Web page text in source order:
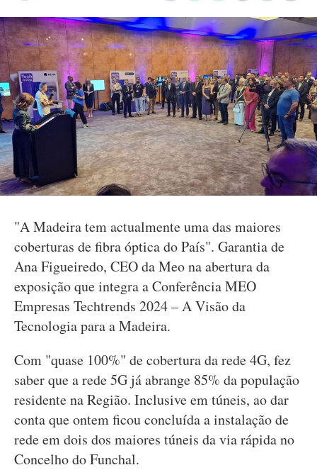
"A Madeira tem actualmente uma das maiores
coberturas de fibra óptica do País". Garantia de
Ana Figueiredo, CEO da Meo na abertura da
exposição que integra a Conferência MEO
Empresas Techtrends 2024 – A Visão da
Tecnologia para a Madeira.
Com "quase 100%" de cobertura da rede 4G, fez
saber que a rede 5G já abrange 85% da população
residente na Região. Inclusive em túneis, ao dar
conta que ontem ficou concluída a instalação de
rede em dois dos maiores túneis da via rápida no
Concelho do Funchal.